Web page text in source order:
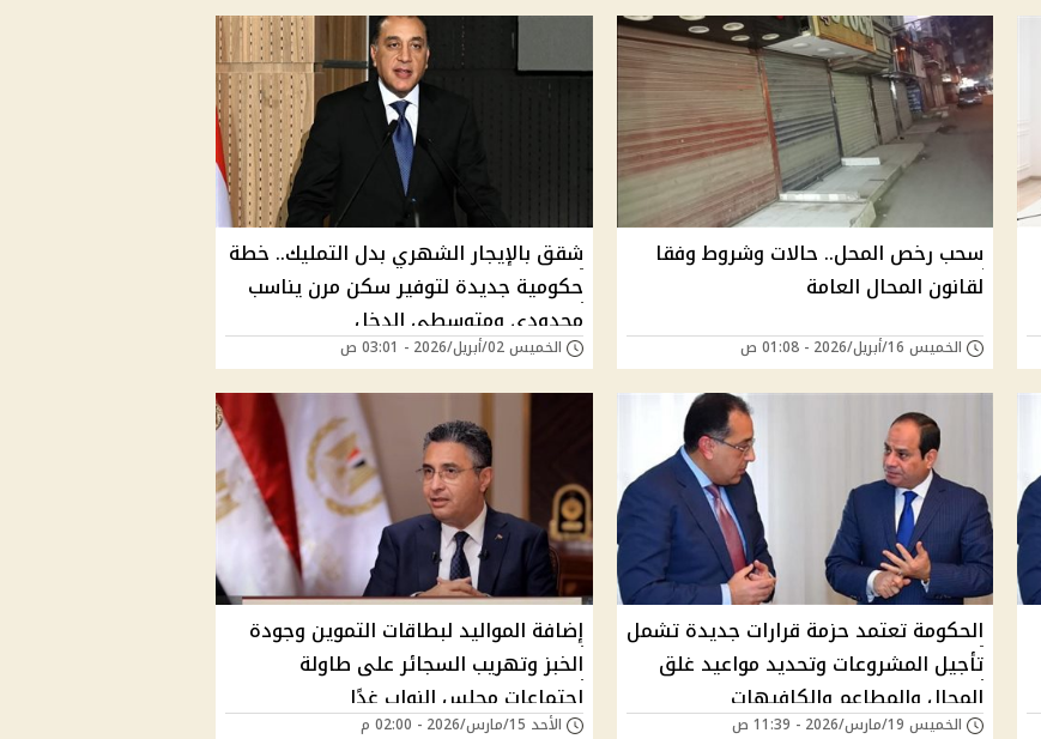
سحب رخص المحل.. حالات وشروط وفقا
لقانون المحال العامة
الخميس 16/أبريل/2026 - 01:08 ص
شقق بالإيجار الشهري بدل التمليك.. خطة
حكومية جديدة لتوفير سكن مرن يناسب
محدودي ومتوسطي الدخل
الخميس 02/أبريل/2026 - 03:01 ص
الحكومة تعتمد حزمة قرارات جديدة تشمل
تأجيل المشروعات وتحديد مواعيد غلق
المحال والمطاعم والكافيهات
الخميس 19/مارس/2026 - 11:39 ص
إضافة المواليد لبطاقات التموين وجودة
الخبز وتهريب السجائر على طاولة
اجتماعات مجلس النواب غدًا
الأحد 15/مارس/2026 - 02:00 م